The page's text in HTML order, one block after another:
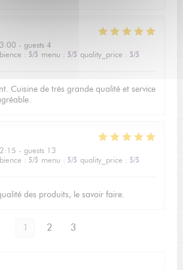
- guests 4
: 5/5 menu : 5/5 quality_price : 5/5
Cuisine de très grande qualité et service
- guests 13
: 5/5 menu : 5/5 quality_price : 5/5
des produits, le savoir faire.
1 2 3